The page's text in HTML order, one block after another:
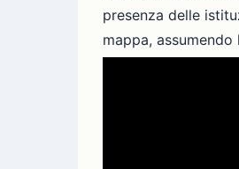
presenza delle
mappa,